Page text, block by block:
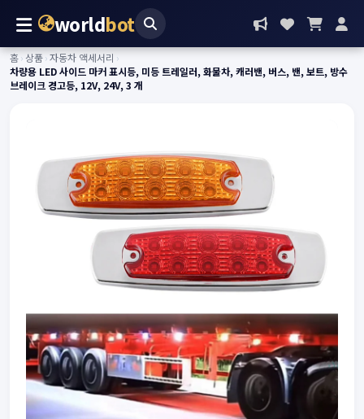
worldbot
홈›상품›자동차 액세서리 ›
차량용 LED 사이드 마커 표시등, 미등 트레일러, 화물차, 캐러밴, 버스, 밴, 보트, 방수
브레이크 경고등, 12V, 24V, 3 개